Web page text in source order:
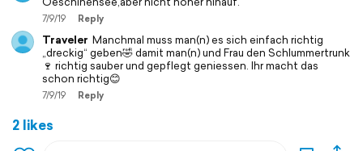
7/9/19 Reply
Traveler Manchmal muss man(n) es sich einfach richtig
„dreckig“ geben🤣 damit man(n) und Frau den Schlummertrunk
🍷 richtig sauber und gepflegt geniessen. Ihr macht das
schon richtig😊
7/9/19 Reply
2 likes